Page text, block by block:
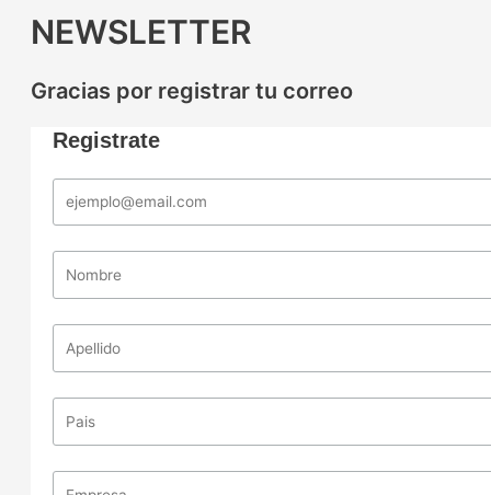
NEWSLETTER
Gracias por registrar tu correo
Registrate